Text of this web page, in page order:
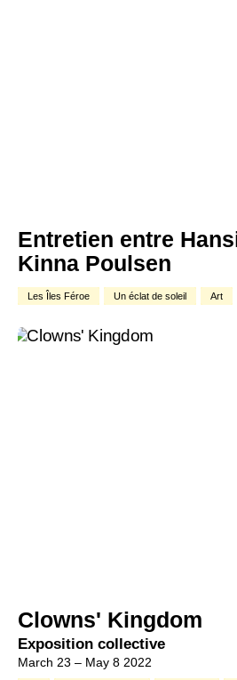
Entretien entre
Kinna Poulsen
Les Îles Féroe Un éclat de soleil Art
Clowns' Kingdom
Exposition collective
March 23 – May 8 2022